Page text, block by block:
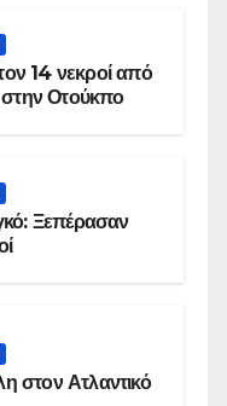
14 νεκροί από
Οτούκπο
Ξεπέρασαν
στον Ατλαντικό